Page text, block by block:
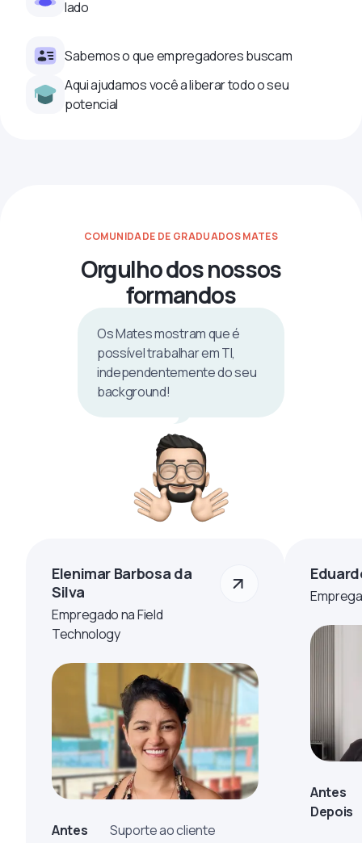
lado
Sabemos o que empregadores buscam
Aqui ajudamos você a liberar todo o seu
potencial
COMUNIDADE DE GRADUADOS MATES
Orgulho dos nossos
formandos
Os Mates mostram que é
possível trabalhar em TI,
independentemente do seu
background!
Elenimar Barbosa da
Silva
Empregado na Field
Technology
Antes
Suporte ao cliente
Antes
Depois